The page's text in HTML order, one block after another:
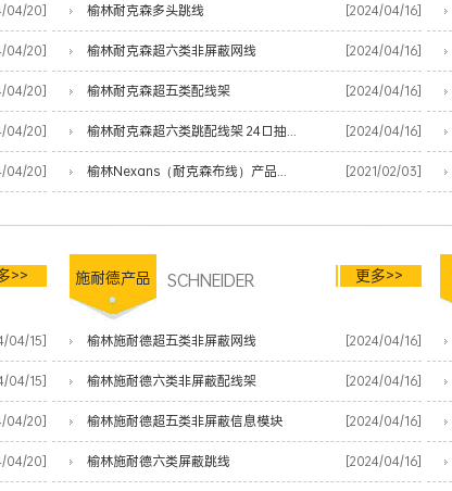
04/20]
04/20]
04/20]
04/20]
04/20]
榆林耐克森多头跳线 [2024/04/16]
榆林耐克森超六类非屏蔽网线 [2024/04/16]
榆林耐克森超五类配线架 [2024/04/16]
榆林耐克森超六类跳配线架 24口抽屉式 [2024/04/16]
榆林Nexans（耐克森布线）产品清单 [2021/02/03]
>>
04/15]
04/15]
04/20]
04/20]
施耐德产品 SCHNEIDER 更多>>
榆林施耐德超五类非屏蔽网线 [2024/04/16]
榆林施耐德六类非屏蔽配线架 [2024/04/16]
榆林施耐德超五类非屏蔽信息模块 [2024/04/16]
榆林施耐德六类屏蔽跳线 [2024/04/16]